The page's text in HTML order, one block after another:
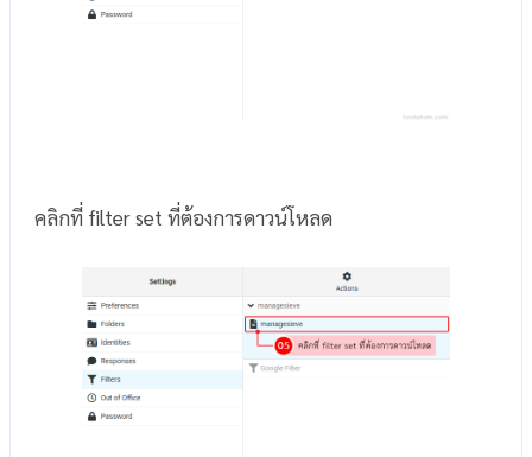
คลิกที่ filter set ที่ต้องการดาวน์โหลด